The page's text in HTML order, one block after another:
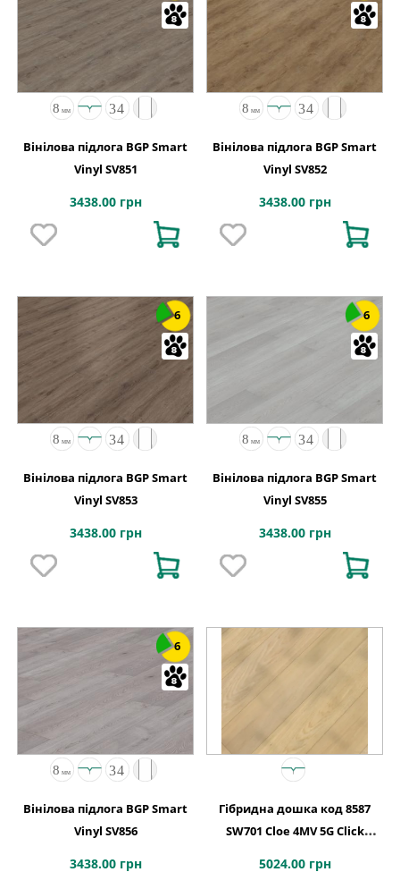
Вінілова підлога BGP Smart
Vinyl SV851
3438.00 грн
Вінілова підлога BGP Smart
Vinyl SV852
3438.00 грн
6
Вінілова підлога BGP Smart
Vinyl SV853
3438.00 грн
6
Вінілова підлога BGP Smart
Vinyl SV855
3438.00 грн
6
Вінілова підлога BGP Smart
Vinyl SV856
3438.00 грн
Гібридна дошка код 8587
SW701 Cloe 4MV 5G Click
5024.00 грн